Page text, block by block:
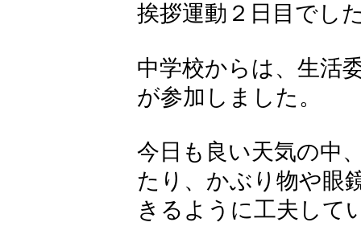
挨拶運動２日目でし
中学校からは、生活
が参加しました。
今日も良い天気の中
たり、かぶり物や眼
きるように工夫して